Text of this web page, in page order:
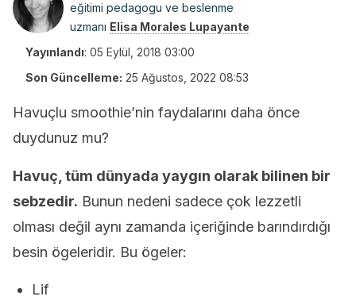
eğitimi pedagogu ve beslenme
uzmanı Elisa Morales Lupayante
Yayınlandı: 05 Eylül, 2018 03:00
Son Güncelleme: 25 Ağustos, 2022 08:53
Havuçlu smoothie’nin faydalarını daha önce
duydunuz mu?
Havuç, tüm dünyada yaygın olarak bilinen bir
sebzedir. Bunun nedeni sadece çok lezzetli
olması değil aynı zamanda içeriğinde barındırdığı
besin ögeleridir. Bu ögeler:
Lif